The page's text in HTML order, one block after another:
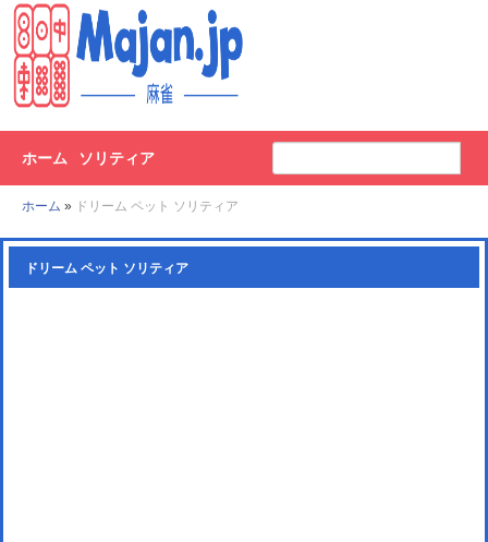
ホーム ソリティア
ホーム » ドリーム ペット ソリティア
ドリーム ペット ソリティア